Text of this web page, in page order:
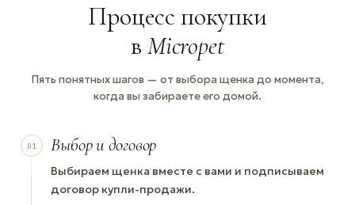
Процесс покупки
в Micropet
Пять понятных шагов — от выбора щенка до момента,
когда вы забираете его домой.
01 Выбор и договор
Выбираем щенка вместе с вами и подписываем
договор купли-продажи.